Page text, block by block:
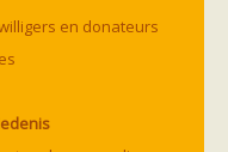
en donateurs